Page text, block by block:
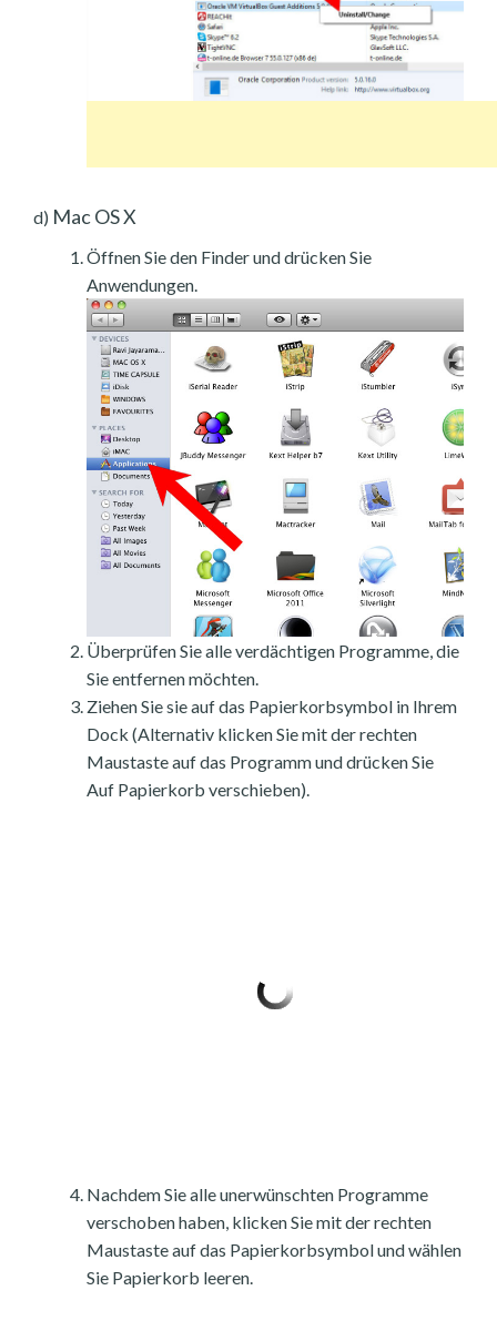
d) Mac OS X
Öffnen Sie den Finder und drücken Sie
Anwendungen.
Überprüfen Sie alle verdächtigen Programme, die
Sie entfernen möchten.
Ziehen Sie sie auf das Papierkorbsymbol in Ihrem
Dock (Alternativ klicken Sie mit der rechten
Maustaste auf das Programm und drücken Sie
Auf Papierkorb verschieben).
Nachdem Sie alle unerwünschten Programme
verschoben haben, klicken Sie mit der rechten
Maustaste auf das Papierkorbsymbol und wählen
Sie Papierkorb leeren.